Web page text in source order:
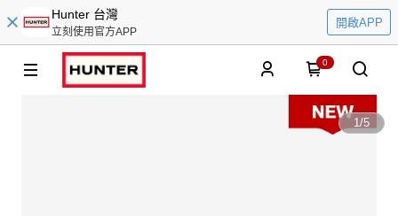
Hunter 台灣
立刻使用官方APP
開啟APP
0
1/5